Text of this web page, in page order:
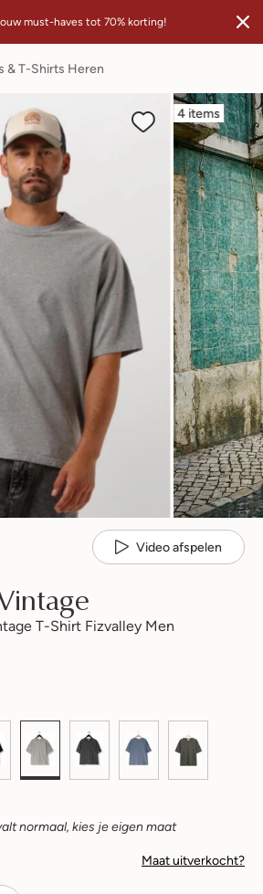
must-haves tot 70% korting!
& T-Shirts Heren
4 items
Video afspelen
T-Shirt Fizvalley Men
normaal, kies je eigen maat
Maat uitverkocht?